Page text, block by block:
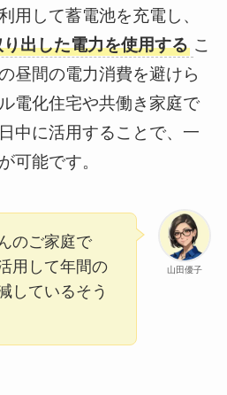
用して蓄電池を充電し、
出した電力を使用する こ
昼間の電力消費を避けら
電化住宅や共働き家庭で
中に活用することで、一
可能です。
山田優子
のご家庭で
用して年間の
しているそう